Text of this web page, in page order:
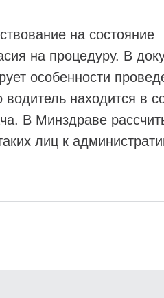
на состояние
на процедуру. В
особенности
находится в
В Минздраве
лиц к